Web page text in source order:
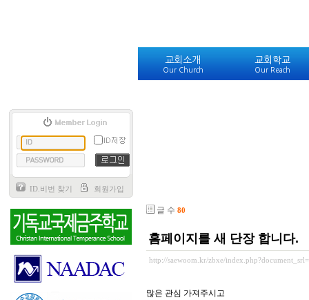
교회소개
Our Church
교회학교
Our Reach
ID.비번 찾기 회원가입
글 수 80
홈페이지를 새 단장 합니다.
http://saewoom.kr/zbxe/
많은 관심 가져주시고